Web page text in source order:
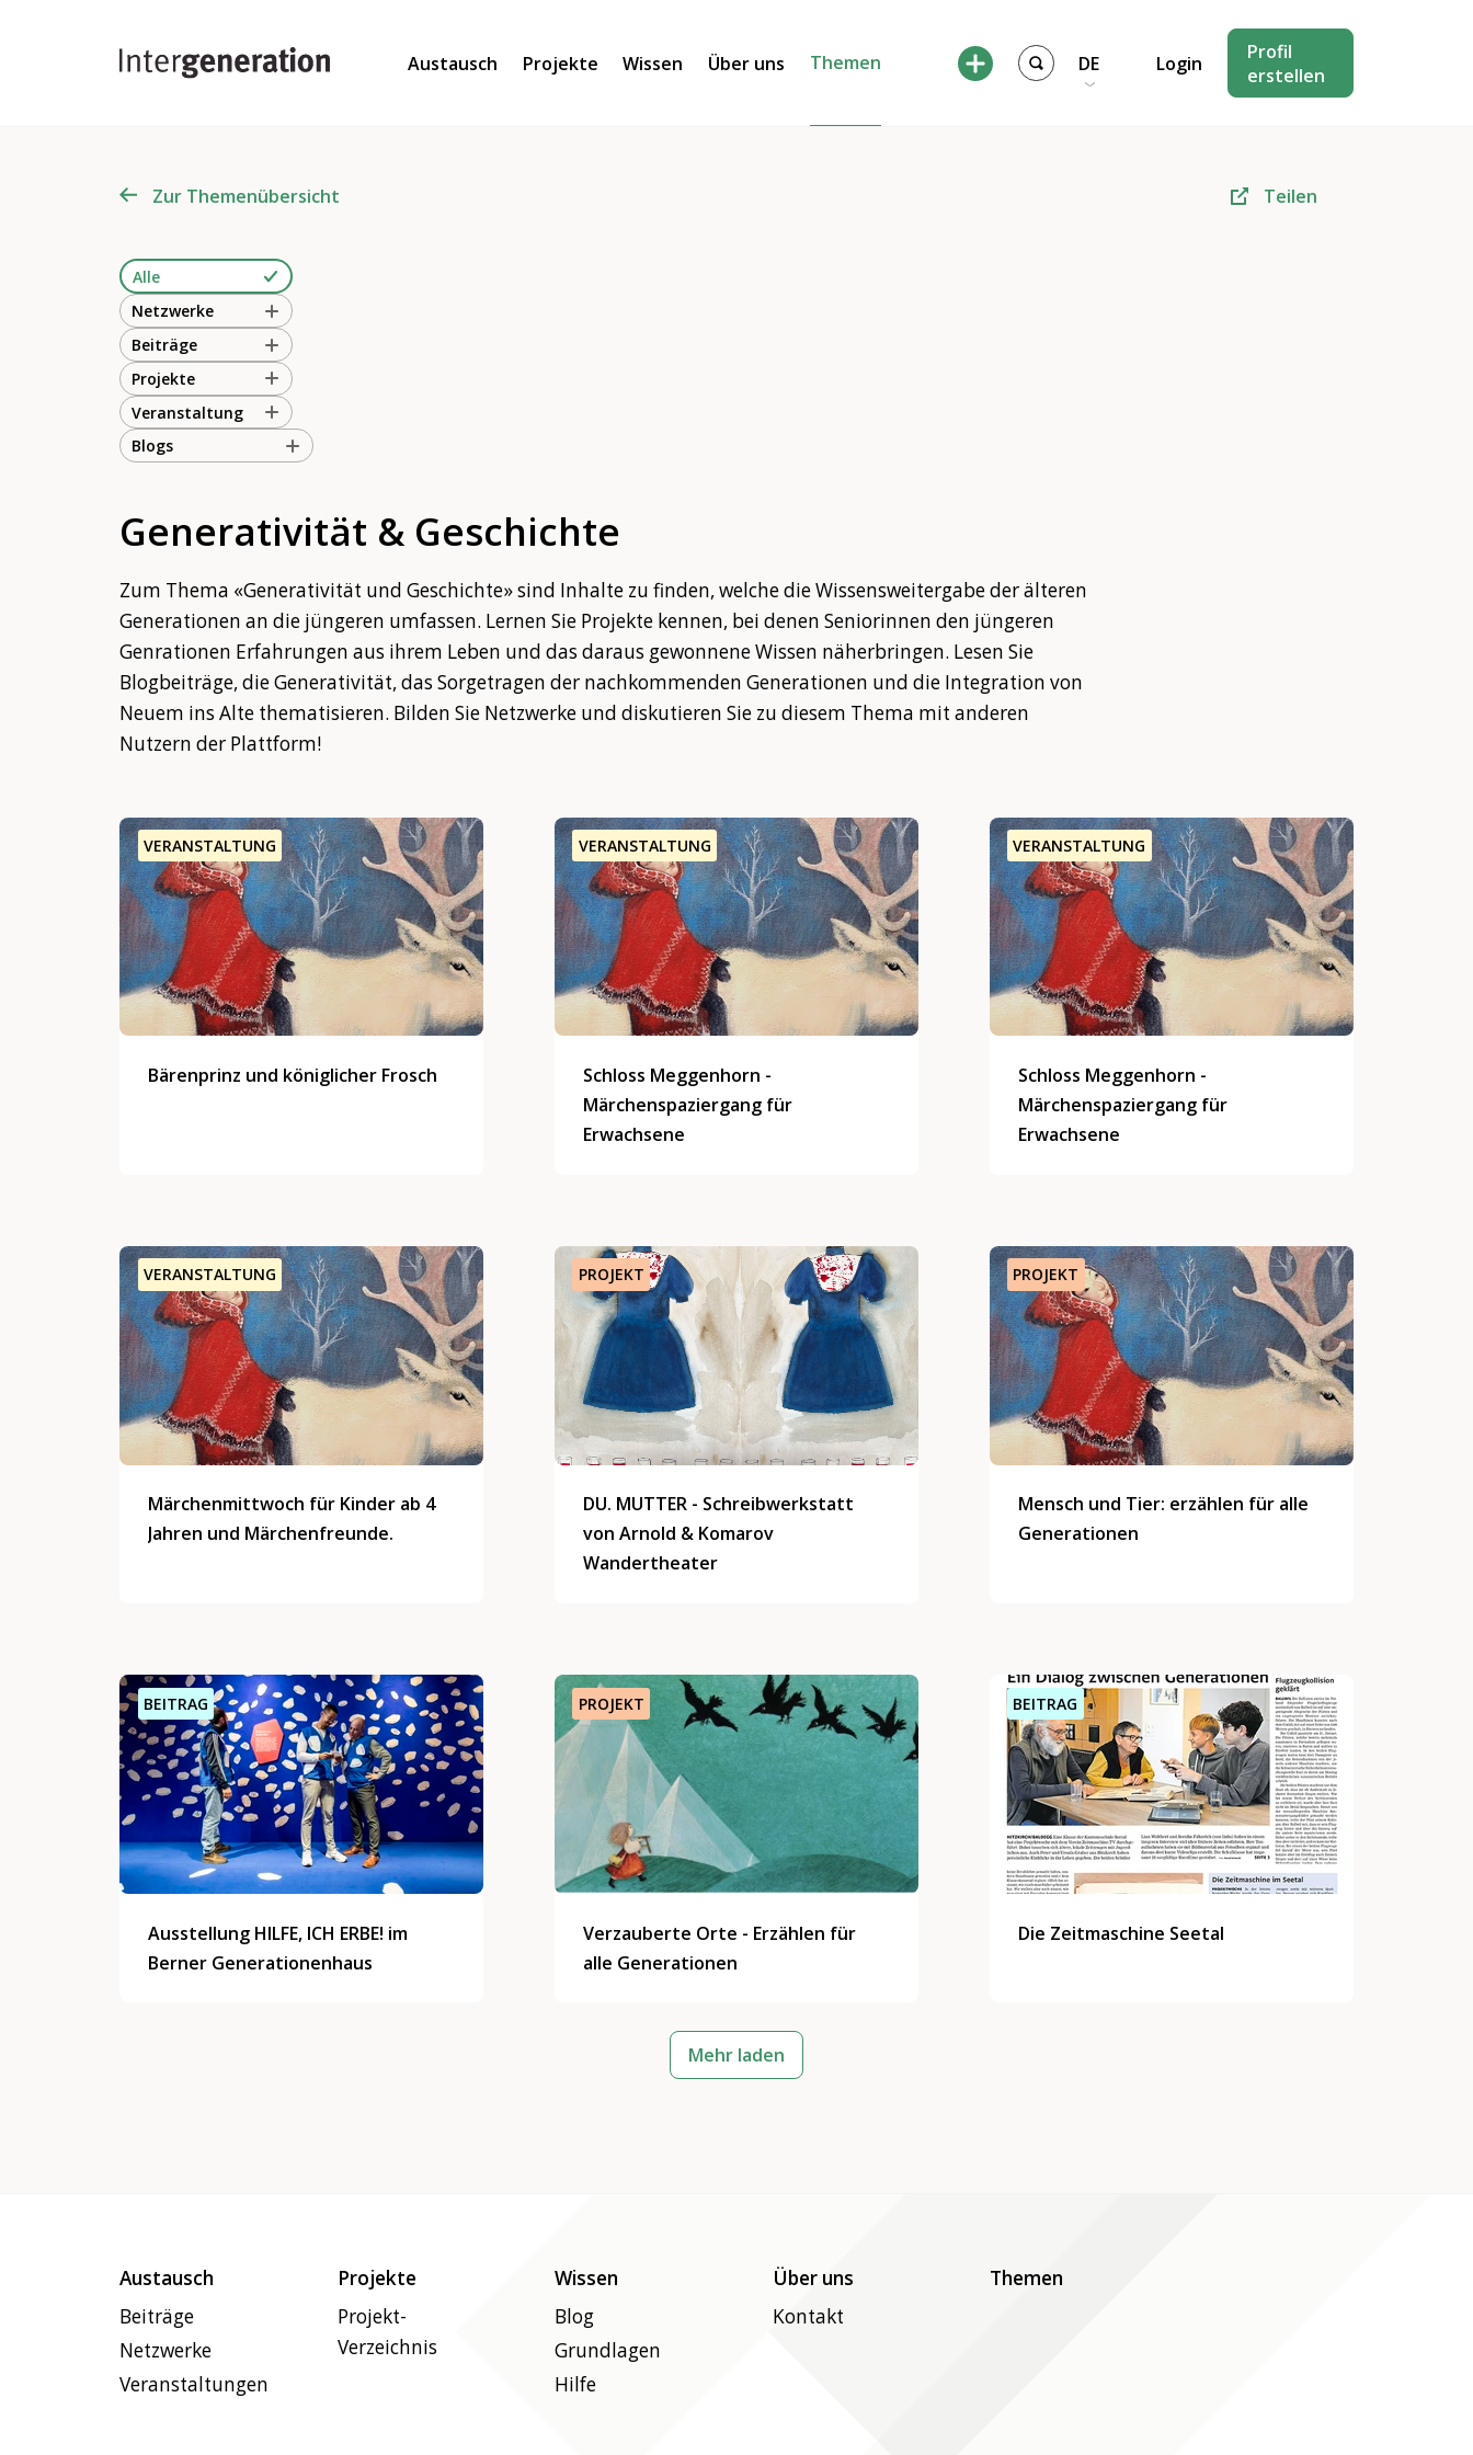
Austausch Projekte Wissen Über uns Themen DE Login
Profil
erstellen
Zur Themenübersicht Teilen
Alle
Netzwerke
Beiträge
Projekte
Veranstaltung
Blogs
Generativität & Geschichte
Zum Thema «Generativität und Geschichte» sind Inhalte zu finden, welche die Wissensweitergabe der älteren
Generationen an die jüngeren umfassen. Lernen Sie Projekte kennen, bei denen Seniorinnen den jüngeren
Genrationen Erfahrungen aus ihrem Leben und das daraus gewonnene Wissen näherbringen. Lesen Sie
Blogbeiträge, die Generativität, das Sorgetragen der nachkommenden Generationen und die Integration von
Neuem ins Alte thematisieren. Bilden Sie Netzwerke und diskutieren Sie zu diesem Thema mit anderen
Nutzern der Plattform!
VERANSTALTUNG
Bärenprinz und königlicher Frosch
VERANSTALTUNG
Schloss Meggenhorn -
Märchenspaziergang für
Erwachsene
VERANSTALTUNG
Schloss Meggenhorn -
Märchenspaziergang für
Erwachsene
VERANSTALTUNG
Märchenmittwoch für Kinder ab 4
Jahren und Märchenfreunde.
PROJEKT
DU. MUTTER - Schreibwerkstatt
von Arnold & Komarov
Wandertheater
PROJEKT
Mensch und Tier: erzählen für alle
Generationen
BEITRAG
Ausstellung HILFE, ICH ERBE! im
Berner Generationenhaus
PROJEKT
Verzauberte Orte - Erzählen für
alle Generationen
BEITRAG
Die Zeitmaschine Seetal
Mehr laden
Austausch
Beiträge
Netzwerke
Veranstaltungen
Projekte
Projekt-
Verzeichnis
Wissen
Blog
Grundlagen
Hilfe
Über uns
Kontakt
Themen